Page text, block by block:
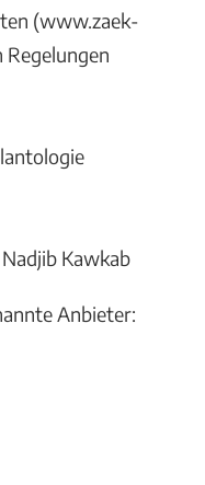
(www.zaek-
Kawkab
Anbieter: